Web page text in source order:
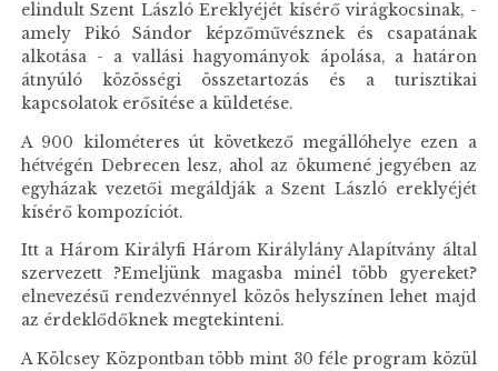
elindult Szent László Ereklyéjét kísérő virágkocsinak, -
amely Pikó Sándor képzőművésznek és csapatának
alkotása - a vallási hagyományok ápolása, a határon
átnyúló közösségi összetartozás és a turisztikai
kapcsolatok erősítése a küldetése.
A 900 kilométeres út következő megállóhelye ezen a
hétvégén Debrecen lesz, ahol az ökumené jegyében az
egyházak vezetői megáldják a Szent László ereklyéjét
kísérő kompozíciót.
Itt a Három Királyfi Három Királylány Alapítvány által
szervezett ?Emeljünk magasba minél több gyereket?
elnevezésű rendezvénnyel közös helyszínen lehet majd
az érdeklődőknek megtekinteni.
A Kölcsey Központban több mint 30 féle program közül